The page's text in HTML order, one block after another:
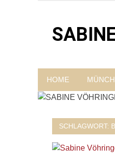
springen
HOME
SCHLAGWORT: